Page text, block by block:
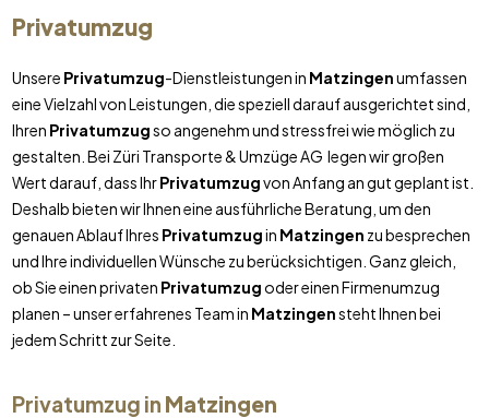
Privatumzug
Unsere Privatumzug-Dienstleistungen in Matzingenumfassen
eine Vielzahl von Leistungen, die speziell darauf ausgerichtet sind,
Ihren Privatumzugso angenehm und stressfrei wie möglich zu
gestalten. Bei Züri Transporte & Umzüge AG legen wir großen
Wert darauf, dass IhrPrivatumzugvon Anfang an gut geplant ist.
Deshalb bieten wir Ihnen eine ausführliche Beratung, um den
genauen Ablauf Ihres Privatumzugin Matzingen zu besprechen
und Ihre individuellen Wünsche zu berücksichtigen. Ganz gleich,
ob Sie einen privaten Privatumzugoder einen Firmenumzug
planen – unser erfahrenes Team in Matzingensteht Ihnen bei
jedem Schritt zur Seite.
Privatumzug in Matzingen